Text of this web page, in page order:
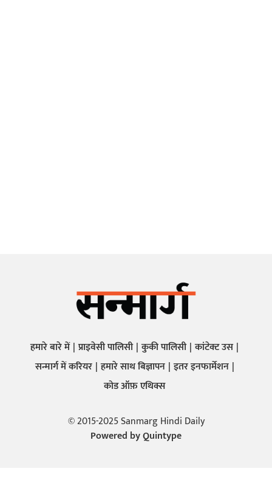
हमारे बारे में प्राइवेसी पालिसी कुकी पालिसी कांटेक्ट उस
सन्मार्ग में करियर हमारे साथ बिज्ञापन इतर इनफार्मेशन
कोड ऑफ़ एथिक्स
© 2015-2025 Sanmarg Hindi Daily
Powered byQuintype